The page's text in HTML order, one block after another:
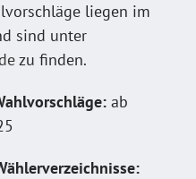
liegen im
sind unter
zu finden.
ab